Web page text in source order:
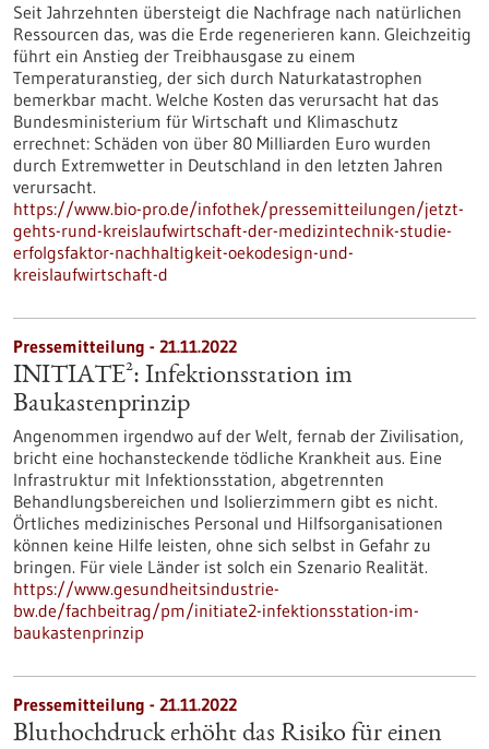
Seit Jahrzehnten übersteigt die Nachfrage nach natürlichen
Ressourcen das, was die Erde regenerieren kann. Gleichzeitig
führt ein Anstieg der Treibhausgase zu einem
Temperaturanstieg, der sich durch Naturkatastrophen
bemerkbar macht. Welche Kosten das verursacht hat das
Bundesministerium für Wirtschaft und Klimaschutz
errechnet: Schäden von über 80 Milliarden Euro wurden
durch Extremwetter in Deutschland in den letzten Jahren
verursacht.
https://www.bio-pro.de/infothek/pressemitteilungen/jetzt-
gehts-rund-kreislaufwirtschaft-der-medizintechnik-studie-
erfolgsfaktor-nachhaltigkeit-oekodesign-und-
kreislaufwirtschaft-d
Pressemitteilung - 21.11.2022
INITIATE²: Infektionsstation im
Baukastenprinzip
Angenommen irgendwo auf der Welt, fernab der Zivilisation,
bricht eine hochansteckende tödliche Krankheit aus. Eine
Infrastruktur mit Infektionsstation, abgetrennten
Behandlungsbereichen und Isolierzimmern gibt es nicht.
Örtliches medizinisches Personal und Hilfsorganisationen
können keine Hilfe leisten, ohne sich selbst in Gefahr zu
bringen. Für viele Länder ist solch ein Szenario Realität.
https://www.gesundheitsindustrie-
bw.de/fachbeitrag/pm/initiate2-infektionsstation-im-
baukastenprinzip
Pressemitteilung - 21.11.2022
Bluthochdruck erhöht das Risiko für einen